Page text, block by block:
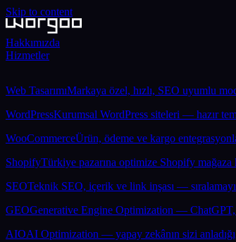
Skip to content
Hakkımızda
Hizmetler
Web TasarımıMarkaya özel, hızlı, SEO uyumlu
WordPressKurumsal WordPress siteleri — hazır
WooCommerceÜrün, ödeme ve kargo
ShopifyTürkiye pazarına optimize Shopify
SEOTeknik SEO, içerik ve link inşası —
GEOGenerative Engine Optimization — ChatGPT,
AIOAI Optimization — yapay zekânın sizi